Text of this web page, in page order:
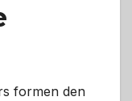
formen den